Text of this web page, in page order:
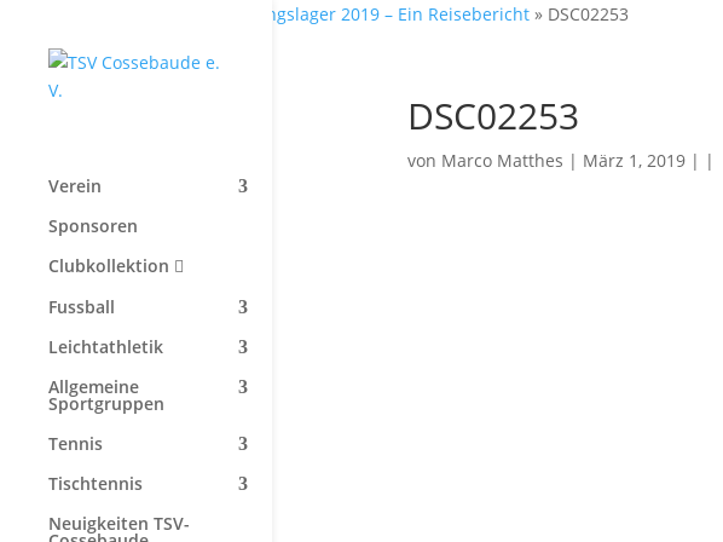
Trainingslager 2019 – Ein Reisebericht » DSC02253
Verein
Sponsoren
Clubkollektion
Fussball
Leichtathletik
Allgemeine
Sportgruppen
Tennis
Tischtennis
Neuigkeiten TSV-
DSC02253
von Marco Matthes | März 1, 2019 | |